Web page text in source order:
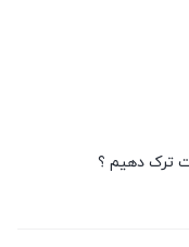
ترک دهیم ؟